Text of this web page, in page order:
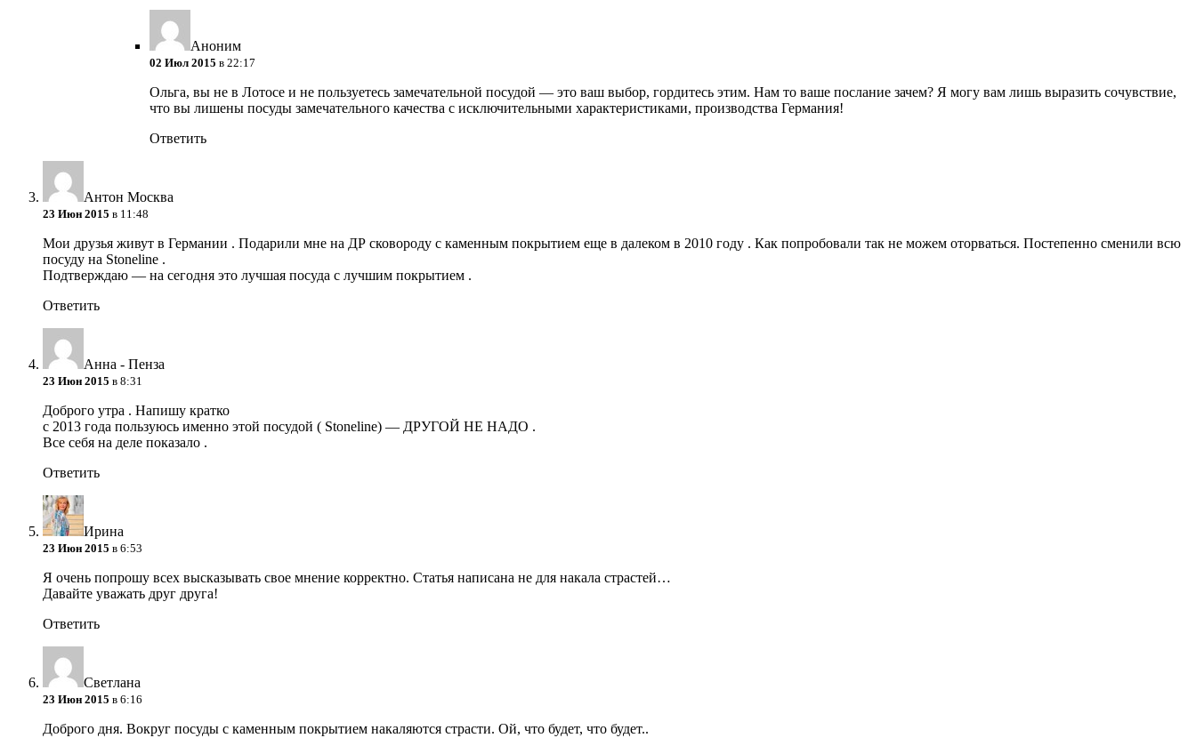
Аноним
02 Июл 2015 в 22:17
Ольга, вы не в Лотосе и не пользуетесь замечательной посудой — это ваш выбор, гордитесь этим. Нам то ваше послание зачем? Я могу вам лишь выразить сочувствие,
что вы лишены посуды замечательного качества с исключительными характеристиками, производства Германия!
Ответить
Антон Москва
23 Июн 2015 в 11:48
Мои друзья живут в Германии . Подарили мне на ДР сковороду с каменным покрытием еще в далеком в 2010 году . Как попробовали так не можем оторваться. Постепенно сменили всю
посуду на Stoneline .
Подтверждаю — на сегодня это лучшая посуда с лучшим покрытием .
Ответить
Анна - Пенза
23 Июн 2015 в 8:31
Доброго утра . Напишу кратко
с 2013 года пользуюсь именно этой посудой ( Stoneline) — ДРУГОЙ НЕ НАДО .
Все себя на деле показало .
Ответить
Ирина
23 Июн 2015 в 6:53
Я очень попрошу всех высказывать свое мнение корректно. Статья написана не для накала страстей…
Давайте уважать друг друга!
Ответить
Светлана
23 Июн 2015 в 6:16
Доброго дня. Вокруг посуды с каменным покрытием накаляются страсти. Ой, что будет, что будет..